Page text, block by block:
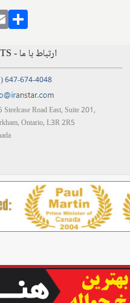
Email
CONTACTS - ارتباط با ما
647-674-4048
Steelcase Road East, Suite 201,
Ontario, L3R 2R5